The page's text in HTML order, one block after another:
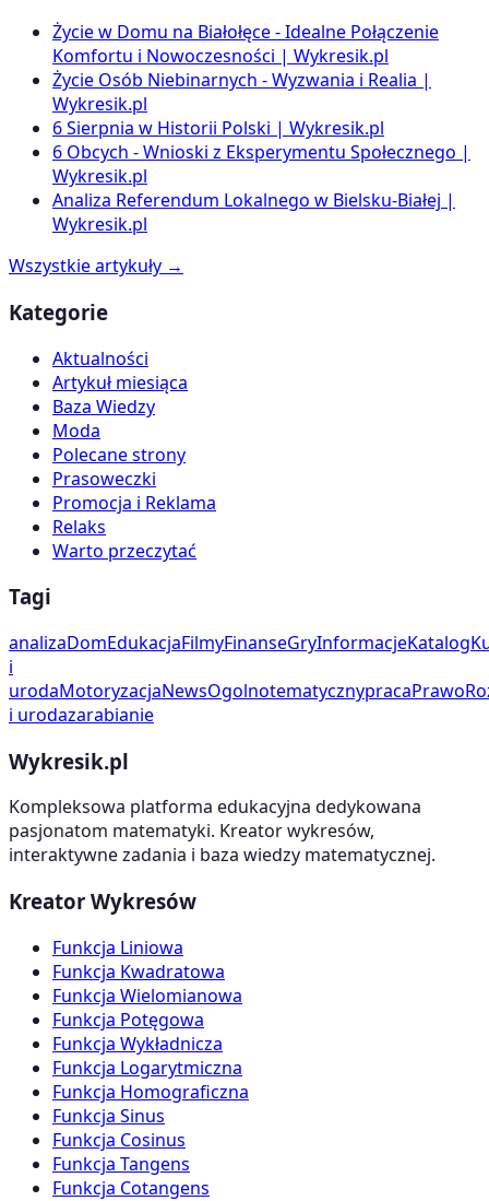
Życie w Domu na Białołęce - Idealne Połączenie
Komfortu i Nowoczesności | Wykresik.pl
Życie Osób Niebinarnych - Wyzwania i Realia |
Wykresik.pl
6 Sierpnia w Historii Polski | Wykresik.pl
6 Obcych - Wnioski z Eksperymentu Społecznego |
Wykresik.pl
Analiza Referendum Lokalnego w Bielsku-Białej |
Wykresik.pl
Wszystkie artykuły →
Kategorie
Aktualności
Artykuł miesiąca
Baza Wiedzy
Moda
Polecane strony
Prasoweczki
Promocja i Reklama
Relaks
Warto przeczytać
Tagi
analizaDomEdukacjaFilmyFinanseGryInformacjeKatalog
i
urodaMotoryzacjaNewsOgolnotematycznypracaPrawo
i urodazarabianie
Wykresik.pl
Kompleksowa platforma edukacyjna dedykowana
pasjonatom matematyki. Kreator wykresów,
interaktywne zadania i baza wiedzy matematycznej.
Kreator Wykresów
Funkcja Liniowa
Funkcja Kwadratowa
Funkcja Wielomianowa
Funkcja Potęgowa
Funkcja Wykładnicza
Funkcja Logarytmiczna
Funkcja Homograficzna
Funkcja Sinus
Funkcja Cosinus
Funkcja Tangens
Funkcja Cotangens